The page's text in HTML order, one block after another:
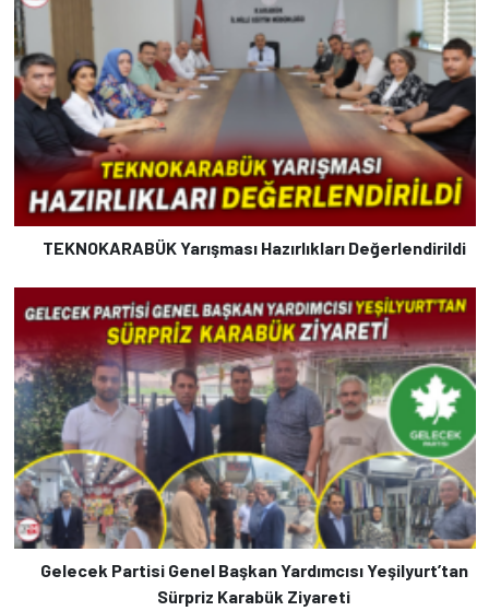
TEKNOKARABÜK Yarışması Hazırlıkları Değerlendirildi
Gelecek Partisi Genel Başkan Yardımcısı Yeşilyurt’tan
Sürpriz Karabük Ziyareti